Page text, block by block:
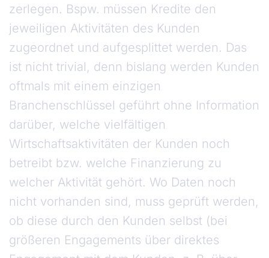
zerlegen. Bspw. müssen Kredite den
jeweiligen Aktivitäten des Kunden
zugeordnet und aufgesplittet werden. Das
ist nicht trivial, denn bislang werden Kunden
oftmals mit einem einzigen
Branchenschlüssel geführt ohne Information
darüber, welche vielfältigen
Wirtschaftsaktivitäten der Kunden noch
betreibt bzw. welche Finanzierung zu
welcher Aktivität gehört. Wo Daten noch
nicht vorhanden sind, muss geprüft werden,
ob diese durch den Kunden selbst (bei
größeren Engagements über direktes